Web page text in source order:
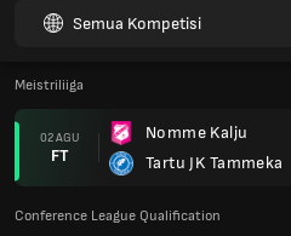
Semua Kompetisi
Meistriliiga
02 AGU
FT
Nomme Kalju
Tartu JK Tammeka
Conference League Qualification